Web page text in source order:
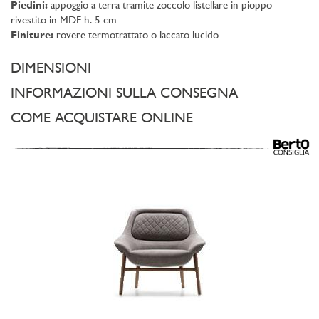
Piedini: appoggio a terra tramite zoccolo listellare in pioppo
rivestito in MDF h. 5 cm
Finiture: rovere termotrattato o laccato lucido
DIMENSIONI
INFORMAZIONI SULLA CONSEGNA
COME ACQUISTARE ONLINE